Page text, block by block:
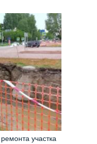
участка